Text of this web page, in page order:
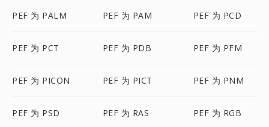
PEF 为 PALM PEF 为 PAM PEF 为 PCD
PEF 为 PCT PEF 为 PDB PEF 为 PFM
PEF 为 PICON PEF 为 PICT PEF 为 PNM
PEF 为 PSD PEF 为 RAS PEF 为 RGB